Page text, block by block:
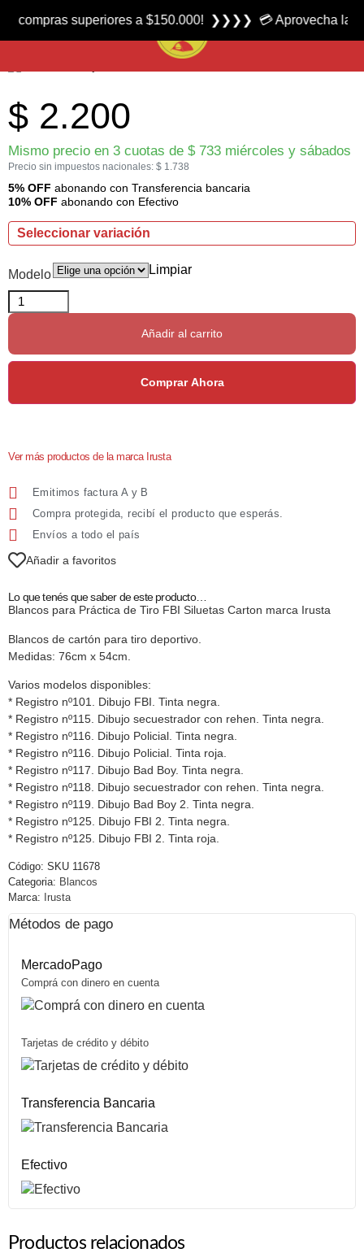
Producto nuevo
Blancos para Práctica de Tiro FBI Siluetas Carton marca Irusta
$ 2.200
Mismo precio en 3 cuotas de $733 miércoles y sábados
Precio sin impuestos nacionales: $ 1.738
5% OFF abonando con Transferencia bancaria
10% OFF abonando con Efectivo
Seleccionar variación
Modelo Limpiar
Añadir al carrito
Comprar Ahora
Ver más productos de la marca Irusta
Emitimos factura A y B
Compra protegida, recibí el producto que esperás.
Envíos a todo el país
Añadir a favoritos
Lo que tenés que saber de este producto…
Blancos para Práctica de Tiro FBI Siluetas Carton marca Irusta
Blancos de cartón para tiro deportivo.
Medidas: 76cm x 54cm.
Varios modelos disponibles:
* Registro nº101. Dibujo FBI. Tinta negra.
* Registro nº115. Dibujo secuestrador con rehen. Tinta negra.
* Registro nº116. Dibujo Policial. Tinta negra.
* Registro nº116. Dibujo Policial. Tinta roja.
* Registro nº117. Dibujo Bad Boy. Tinta negra.
* Registro nº118. Dibujo secuestrador con rehen. Tinta negra.
* Registro nº119. Dibujo Bad Boy 2. Tinta negra.
* Registro nº125. Dibujo FBI 2. Tinta negra.
* Registro nº125. Dibujo FBI 2. Tinta roja.
Código: SKU 11678
Categoria: Blancos
Marca: Irusta
Métodos de pago
MercadoPago
Comprá con dinero en cuenta
Tarjetas de crédito y débito
Transferencia Bancaria
Efectivo
Productos relacionados
superiores a $150.000! ❯❯❯❯ 💳 Aprovecha las 3 cuotas